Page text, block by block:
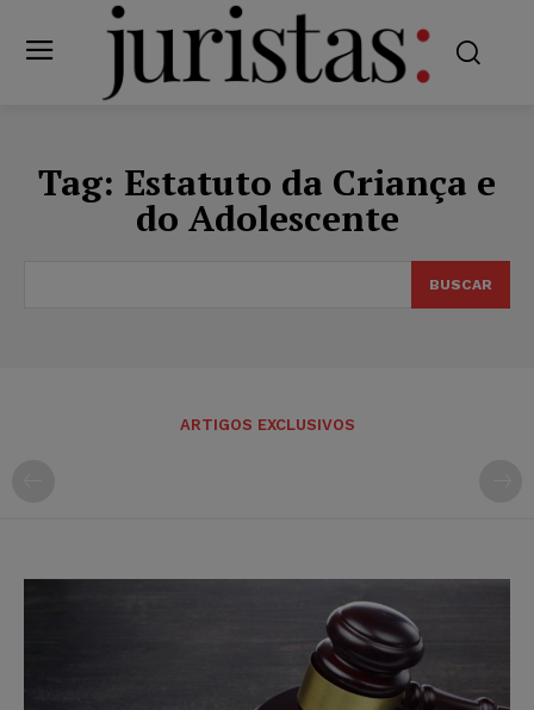
Tag: Estatuto da Criança e
do Adolescente
BUSCAR
ARTIGOS EXCLUSIVOS